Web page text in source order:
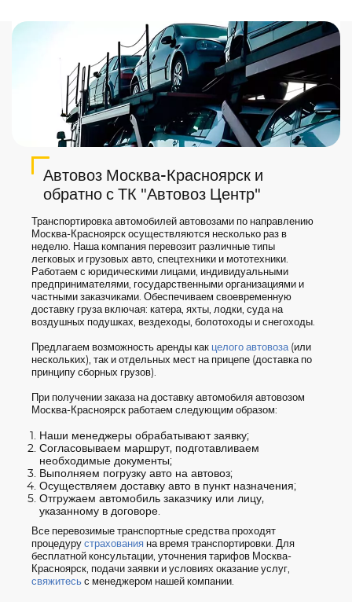
Автовоз Москва-Красноярск и
обратно с ТК "Автовоз Центр"
Транспортировка автомобилей автовозами по направлению
Москва-Красноярск осуществляются несколько раз в
неделю. Наша компания перевозит различные типы
легковых и грузовых авто, спецтехники и мототехники.
Работаем с юридическими лицами, индивидуальными
предпринимателями, государственными организациями и
частными заказчиками. Обеспечиваем своевременную
доставку груза включая: катера, яхты, лодки, суда на
воздушных подушках, вездеходы, болотоходы и снегоходы.
Предлагаем возможность аренды как целого автовоза(или
нескольких), так и отдельных мест на прицепе (доставка по
принципу сборных грузов).
При получении заказа на доставку автомобиля автовозом
Москва-Красноярск работаем следующим образом:
Наши менеджеры обрабатывают заявку;
Согласовываем маршрут, подготавливаем
необходимые документы;
Выполняем погрузку авто на автовоз;
Осуществляем доставку авто в пункт назначения;
Отгружаем автомобиль заказчику или лицу,
указанному в договоре.
Все перевозимые транспортные средства проходят
процедуру страхования на время транспортировки. Для
бесплатной консультации, уточнения тарифов Москва-
Красноярск, подачи заявки и условиях оказание услуг,
свяжитесь с менеджером нашей компании.